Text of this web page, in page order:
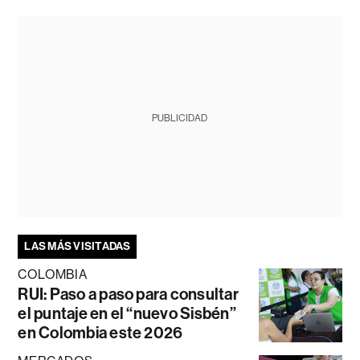
PUBLICIDAD
LAS MÁS VISITADAS
COLOMBIA
RUI: Paso a paso para consultar
el puntaje en el “nuevo Sisbén”
en Colombia este 2026